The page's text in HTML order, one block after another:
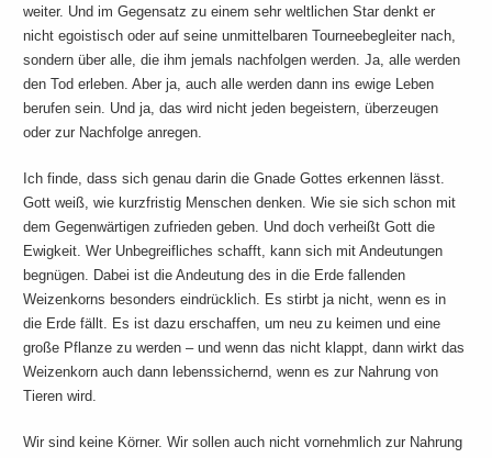
weiter. Und im Gegensatz zu einem sehr weltlichen Star denkt er
nicht egoistisch oder auf seine unmittelbaren Tourneebegleiter nach,
sondern über alle, die ihm jemals nachfolgen werden. Ja, alle werden
den Tod erleben. Aber ja, auch alle werden dann ins ewige Leben
berufen sein. Und ja, das wird nicht jeden begeistern, überzeugen
oder zur Nachfolge anregen.
Ich finde, dass sich genau darin die Gnade Gottes erkennen lässt.
Gott weiß, wie kurzfristig Menschen denken. Wie sie sich schon mit
dem Gegenwärtigen zufrieden geben. Und doch verheißt Gott die
Ewigkeit. Wer Unbegreifliches schafft, kann sich mit Andeutungen
begnügen. Dabei ist die Andeutung des in die Erde fallenden
Weizenkorns besonders eindrücklich. Es stirbt ja nicht, wenn es in
die Erde fällt. Es ist dazu erschaffen, um neu zu keimen und eine
große Pflanze zu werden – und wenn das nicht klappt, dann wirkt das
Weizenkorn auch dann lebenssichernd, wenn es zur Nahrung von
Tieren wird.
Wir sind keine Körner. Wir sollen auch nicht vornehmlich zur Nahrung